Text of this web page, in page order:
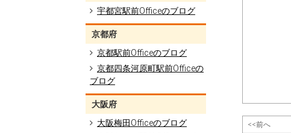
宇都宮駅前Officeのブログ
京都府
京都駅前Officeのブログ
京都四条河原町駅前Officeの
ブログ
大阪府
大阪梅田Officeのブログ
<<前へ